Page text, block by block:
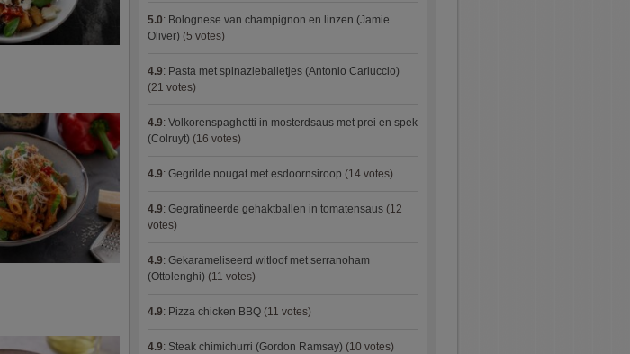
5.0: Bolognese van champignon en linzen (Jamie
Oliver) (5 votes)
4.9: Pasta met spinazieballetjes (Antonio Carluccio)
(21 votes)
4.9: Volkorenspaghetti in mosterdsaus met prei en spek
(Colruyt) (16 votes)
4.9: Gegrilde nougat met esdoornsiroop (14 votes)
4.9: Gegratineerde gehaktballen in tomatensaus (12
votes)
4.9: Gekarameliseerd witloof met serranoham
(Ottolenghi) (11 votes)
4.9: Pizza chicken BBQ (11 votes)
4.9: Steak chimichurri (Gordon Ramsay) (10 votes)